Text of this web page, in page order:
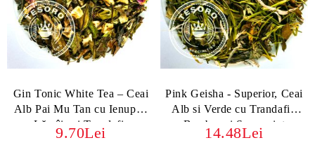
Gin Tonic White Tea – Ceai
Alb Pai Mu Tan cu Ienupăr,
Lămâie și Trandafir
9.70Lei
Pink Geisha - Superior, Ceai
Alb si Verde cu Trandafir,
Bambus și Spearmint
14.48Lei